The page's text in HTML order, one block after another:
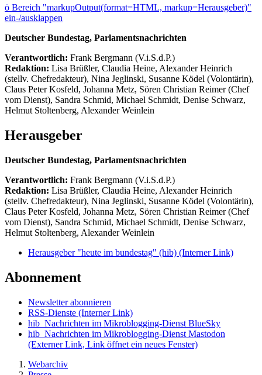
ö Bereich "markupOutput(format=HTML, markup=Herausgeber)"
ein-/ausklappen
Deutscher Bundestag, Parlamentsnachrichten
Verantwortlich: Frank Bergmann (V.i.S.d.P.)
Redaktion: Lisa Brüßler, Claudia Heine, Alexander Heinrich
(stellv. Chefredakteur), Nina Jeglinski, Susanne Ködel (Volontärin),
Claus Peter Kosfeld, Johanna Metz, Sören Christian Reimer (Chef
vom Dienst), Sandra Schmid, Michael Schmidt, Denise Schwarz,
Helmut Stoltenberg, Alexander Weinlein
Herausgeber
Deutscher Bundestag, Parlamentsnachrichten
Verantwortlich: Frank Bergmann (V.i.S.d.P.)
Redaktion: Lisa Brüßler, Claudia Heine, Alexander Heinrich
(stellv. Chefredakteur), Nina Jeglinski, Susanne Ködel (Volontärin),
Claus Peter Kosfeld, Johanna Metz, Sören Christian Reimer (Chef
vom Dienst), Sandra Schmid, Michael Schmidt, Denise Schwarz,
Helmut Stoltenberg, Alexander Weinlein
Herausgeber "heute im bundestag" (hib) (Interner Link)
Abonnement
Newsletter abonnieren
RSS-Dienste (Interner Link)
hib_Nachrichten im Mikroblogging-Dienst BlueSky
hib_Nachrichten im Mikroblogging-Dienst Mastodon
(Externer Link, Link öffnet ein neues Fenster)
Webarchiv